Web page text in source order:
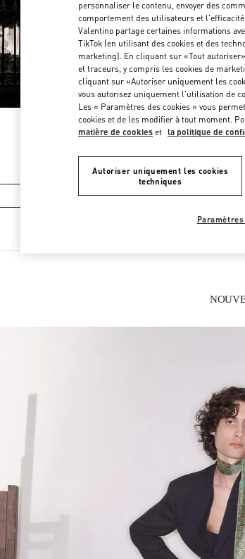
Vendredi
Samedi
CE QUE VOUS
COLLECTION HOMMES
personnaliser le contenu, envoyer des
comportement des utilisateurs et
Valentino partage certaines informations
TikTok (en utilisant des cookies et des
marketing). En cliquant sur «Tout
et traceurs, y compris les cookies de
cliquant sur «Autoriser uniquement les
vous autorisez uniquement l'utilisation de
Les « Paramètres des cookies » vous
cookies et de les modifier à tout moment.
matière de cookies et la politique de
Autoriser uniquement les cookies
techniques